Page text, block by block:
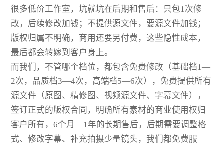
很多低价工作室，坑就坑在后期和售后：只包1次修
改，后续修改加钱；不提供源文件，要源文件加钱；
版权归属不明确，商用还要另付费，这些隐性成本，
最后都会转嫁到客户身上。
而我们，不管哪个档位，都包含免费修改（基础档1—
2次，品质档3—4次，高端档5—6次），免费提供所有
源文件（原图、精修图、视频源文件、字幕文件），
签订正式的版权合同，明确所有素材的商业使用权归
客户所有，6个月—1年的长期售后，后期需要调整格
式、修改字幕、补充拍摄少量镜头，我们都免费服